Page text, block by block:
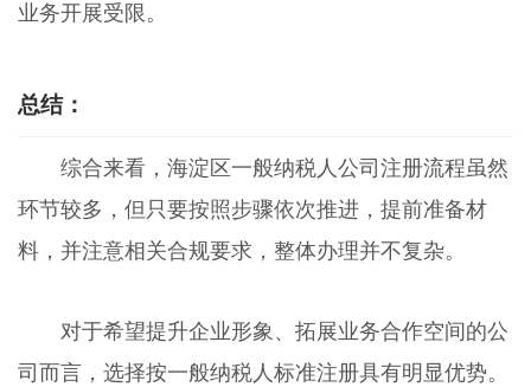
业务开展受限。
总结：
综合来看，海淀区一般纳税人公司注册流程虽然
环节较多，但只要按照步骤依次推进，提前准备材
料，并注意相关合规要求，整体办理并不复杂。
对于希望提升企业形象、拓展业务合作空间的公
司而言，选择按一般纳税人标准注册具有明显优势。